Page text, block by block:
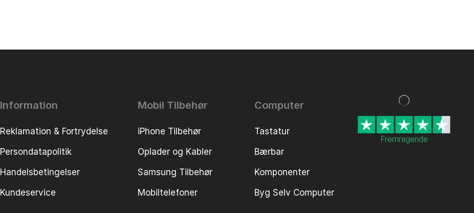
Information
Reklamation & Fortrydelse
Persondatapolitik
Handelsbetingelser
Kundeservice
Mobil Tilbehør
iPhone Tilbehør
Oplader og Kabler
Samsung Tilbehør
Mobiltelefoner
Computer
Tastatur
Bærbar
Komponenter
Byg Selv Computer
Fremragende